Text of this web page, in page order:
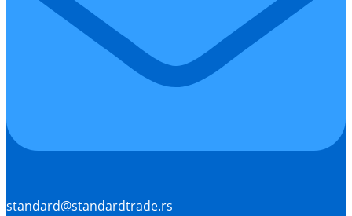
standard@standardtrade.rs